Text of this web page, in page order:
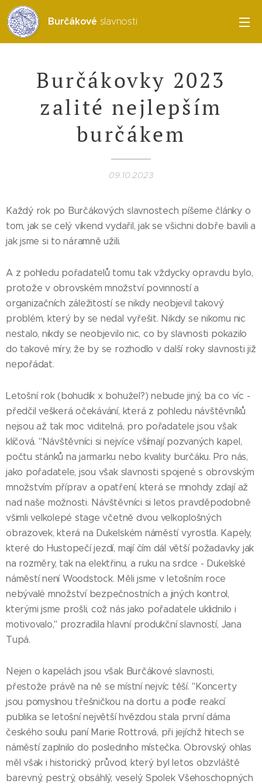
Burčákové slavnosti
Burčákovky 2023
zalité nejlepším
burčákem
09.10.2023
Každý rok po Burčákových slavnostech píšeme články o
tom, jak se celý víkend vydařil, jak se všichni dobře bavili a
jak jsme si to náramně užili.
A z pohledu pořadatelů tomu tak vždycky opravdu bylo,
protože v obrovském množství povinností a
organizačních záležitostí se nikdy neobjevil takový
problém, který by se nedal vyřešit. Nikdy se nikomu nic
nestalo, nikdy se neobjevilo nic, co by slavnosti pokazilo
do takové míry, že by se rozhodlo v další roky slavnosti již
nepořádat.
Letošní rok (bohudík x bohužel?) nebude jiný, ba co víc -
předčil veškerá očekávání, která z pohledu návštěvníků
nejsou až tak moc viditelná, pro pořadatele jsou však
klíčová. "Návštěvníci si nejvíce všímají pozvaných kapel,
počtu stánků na jarmarku nebo kvality burčáku. Pro nás,
jako pořadatele, jsou však slavnosti spojené s obrovským
množstvím příprav a opatření, která se mnohdy zdají až
nad naše možnosti. Návštěvníci si letos pravděpodobně
všimli velkolepé stage včetně dvou velkoplošných
obrazovek, která na Dukelském náměstí vyrostla. Kapely,
které do Hustopečí jezdí, mají čím dál větší požadavky jak
na rozměry, tak na elektřinu, a ruku na srdce - Dukelské
náměstí není Woodstock. Měli jsme v letošním roce
nebývalé množství bezpečnostních a jiných kontrol,
kterými jsme prošli, což nás jako pořadatele uklidnilo i
motivovalo," prozradila hlavní produkční slavností, Jana
Tupá.
Nejen o kapelách jsou však Burčákové slavnosti,
přestože právě na ně se místní nejvíc těší. "Koncerty
jsou pomyslnou třešničkou na dortu a podle reakcí
publika se letošní největší hvězdou stala první dáma
českého soulu paní Marie Rottrová, při jejíchž hitech se
náměstí zaplnilo do posledního místečka. Obrovský ohlas
měl však i historický průvod, který byl letos obzvláště
barevný, pestrý, obsáhlý, veselý. Spolek Všehoschopných